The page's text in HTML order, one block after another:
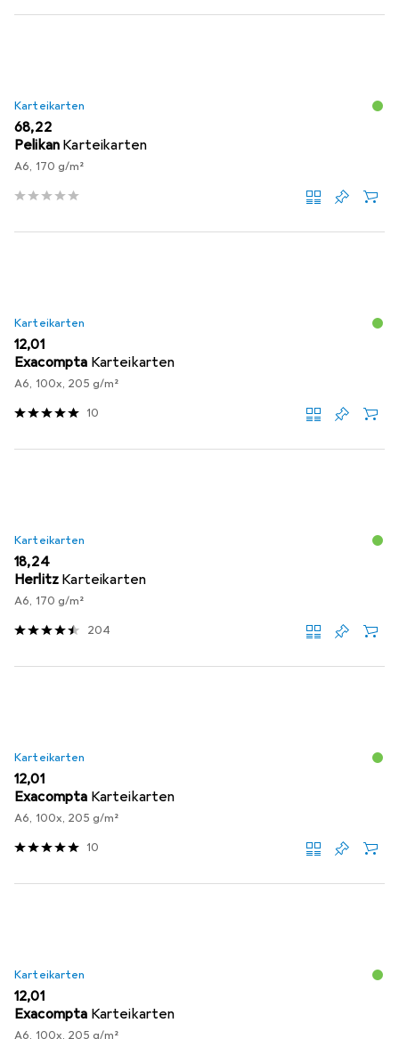
Karteikarten
EUR
68,22
Pelikan Karteikarten
A6, 170 g/m²
Karteikarten
EUR
12,01
Exacompta Karteikarten
A6, 100x, 205 g/m²
10
Karteikarten
EUR
18,24
Herlitz Karteikarten
A6, 170 g/m²
204
Karteikarten
EUR
12,01
Exacompta Karteikarten
A6, 100x, 205 g/m²
10
Karteikarten
EUR
12,01
Exacompta Karteikarten
A6, 100x, 205 g/m²